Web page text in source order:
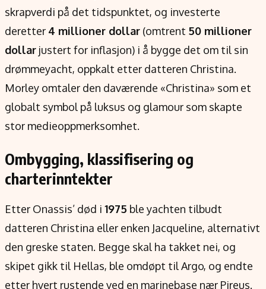
skrapverdi på det tidspunktet, og investerte
deretter 4 millioner dollar (omtrent 50 millioner
dollar justert for inflasjon) i å bygge det om til sin
drømmeyacht, oppkalt etter datteren Christina.
Morley omtaler den daværende «Christina» som et
globalt symbol på luksus og glamour som skapte
stor medieoppmerksomhet.
Ombygging, klassifisering og
charterinntekter
Etter Onassis’ død i 1975 ble yachten tilbudt
datteren Christina eller enken Jacqueline, alternativt
den greske staten. Begge skal ha takket nei, og
skipet gikk til Hellas, ble omdøpt til Argo, og endte
etter hvert rustende ved en marinebase nær Pireus.